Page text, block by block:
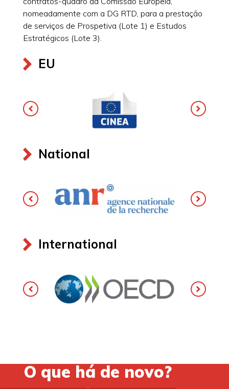
nomeadamente com a DG RTD, para a prestação
de serviços de Prospetiva (Lote 1) e Estudos
Estratégicos (Lote 3).
EU
National
International
O que há de novo?